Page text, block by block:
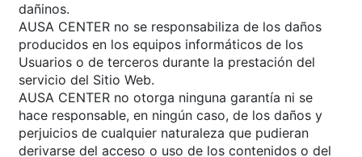
dañinos.
AUSA CENTER no se responsabiliza de los daños
producidos en los equipos informáticos de los
Usuarios o de terceros durante la prestación del
servicio del Sitio Web.
AUSA CENTER no otorga ninguna garantía ni se
hace responsable, en ningún caso, de los daños y
perjuicios de cualquier naturaleza que pudieran
derivarse del acceso o uso de los contenidos o del